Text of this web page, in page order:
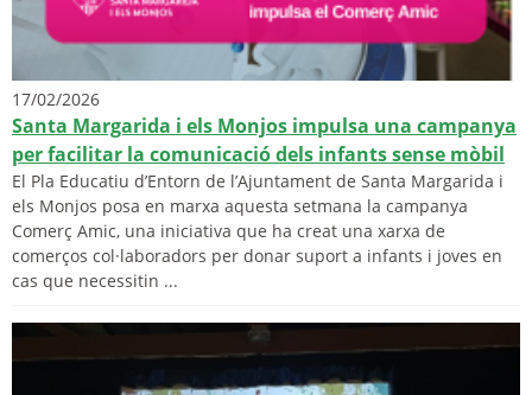
17/02/2026
Santa Margarida i els Monjos impulsa una campanya
per facilitar la comunicació dels infants sense mòbil
El Pla Educatiu d’Entorn de l’Ajuntament de Santa Margarida i
els Monjos posa en marxa aquesta setmana la campanya
Comerç Amic, una iniciativa que ha creat una xarxa de
comerços col·laboradors per donar suport a infants i joves en
cas que necessitin ...